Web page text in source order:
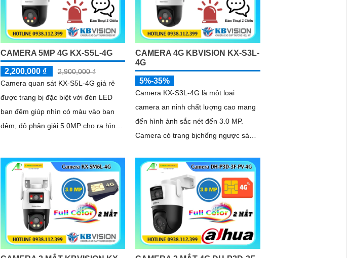
CAMERA 5MP 4G KX-S5L-4G
2,200,000 ₫
2,900,000 ₫
Camera quan sát KX-S5L-4G giá rẻ
được trang bị đặc biệt với đèn LED
ban đêm giúp nhìn có màu vào ban
đêm, độ phân giải 5.0MP cho ra hình
tượng
CAMERA 4G KBVISION KX-S3L-
4G
5%-35%
Camera KX-S3L-4G là một loại
camera an ninh chất lượng cao mang
đến hình ảnh sắc nét đến 3.0 MP.
Camera có trang bịchống ngược sáng
Full Color lên đến 30m